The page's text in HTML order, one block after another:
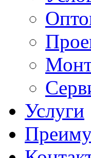
Услуги